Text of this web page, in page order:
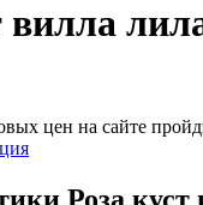
вилла
цен на сайте
Роза куст